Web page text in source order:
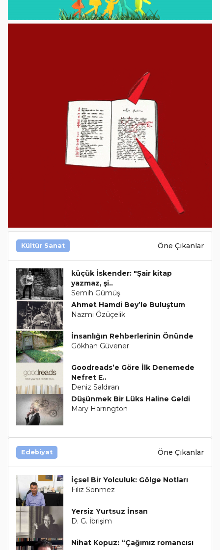
Kültür Sanat Öne Çıkanlar
küçük İskender: "Şair kitap
yazmaz, şi..
Semih Gümüş
Ahmet Hamdi Bey’le Buluştum
Nazmi Özüçelik
İnsanlığın Rehberlerinin Önünde
Gökhan Güvener
Goodreads’e Göre İlk Denemede
Nefret E..
Deniz Saldıran
Düşünmek Bir Lüks Haline Geldi
Mary Harrington
Edebiyat Öne Çıkanlar
İçsel Bir Yolculuk: Gölge Notları
Filiz Sönmez
Yersiz Yurtsuz İnsan
D. G. İbrişim
Nihat Kopuz: “Çağımız romancısı